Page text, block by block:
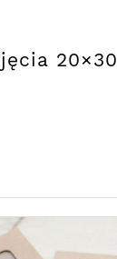
20×30